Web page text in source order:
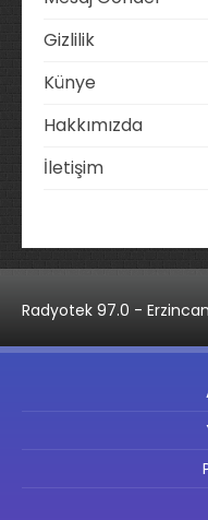
Gizlilik
Künye
Hakkımızda
İletişim
Radyotek 97.0 -